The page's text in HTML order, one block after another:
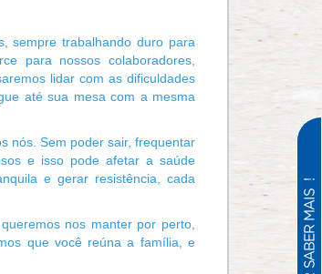
sempre trabalhando duro para
para nossos colaboradores,
lidar com as dificuldades
até sua mesa com a mesma
nós. Sem poder sair, frequentar
e isso pode afetar a saúde
e gerar resistência, cada
nos manter por perto,
que você reúna a família, e